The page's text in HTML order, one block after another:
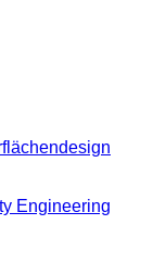
Engineering